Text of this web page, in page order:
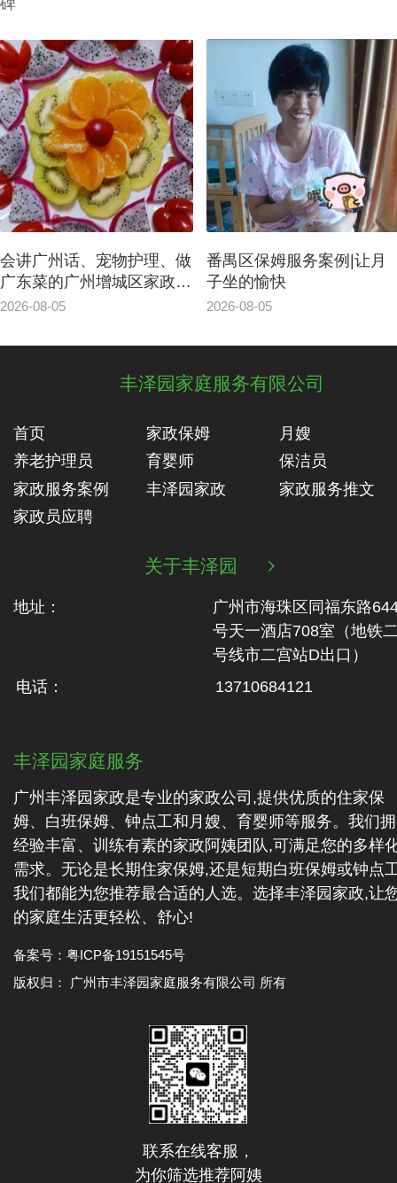
番禺区保姆服务案例|让月
子坐的愉快
2026-08-05
广州白云区保洁服务，
送孩子上学放学、做广
肴、讲广州话
2026-08-05
丰泽园家庭服务有限公司
首页 家政保姆
月嫂
养老护理员
育婴师
保洁员
家政服务案例
丰泽园家政
家政服务推文
家政员应聘
关于丰泽园 
地址：
广州市海珠区同福东路
号天一酒店708室（地铁‬
号线市二‬宫站D出口）
电话：
13710684121
丰泽园家庭服务
广州丰泽园家政是专业的家政公司,提供优质的住家保
姆、白班保姆、钟点工和月嫂、育婴师等服务。我们
经验丰富、训练有素的家政阿姨团队,可满足您的多样
需求。无论是长期住家保姆,还是短期白班保姆或钟点
我们都能为您推荐最合适的人选。选择丰泽园家政,让
的家庭生活更轻松、舒心!
备案号： 粤ICP备19151545号
版权归： 广州市丰泽园家庭服务有限公司 所有
联系在线客服，
为你筛选推荐阿姨